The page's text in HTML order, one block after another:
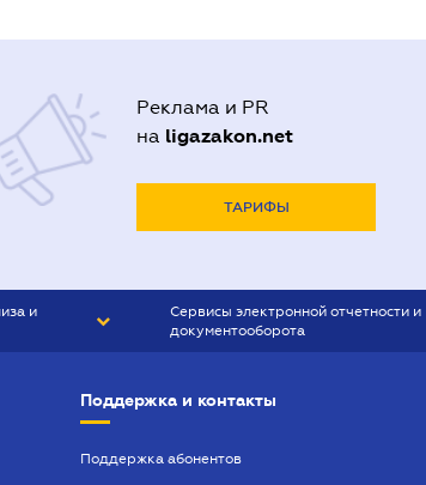
Реклама и PR
на ligazakon.net
ТАРИФЫ
и
Сервисы электронной отчетности и
документооборота
Поддержка и контакты
Поддержка абонентов